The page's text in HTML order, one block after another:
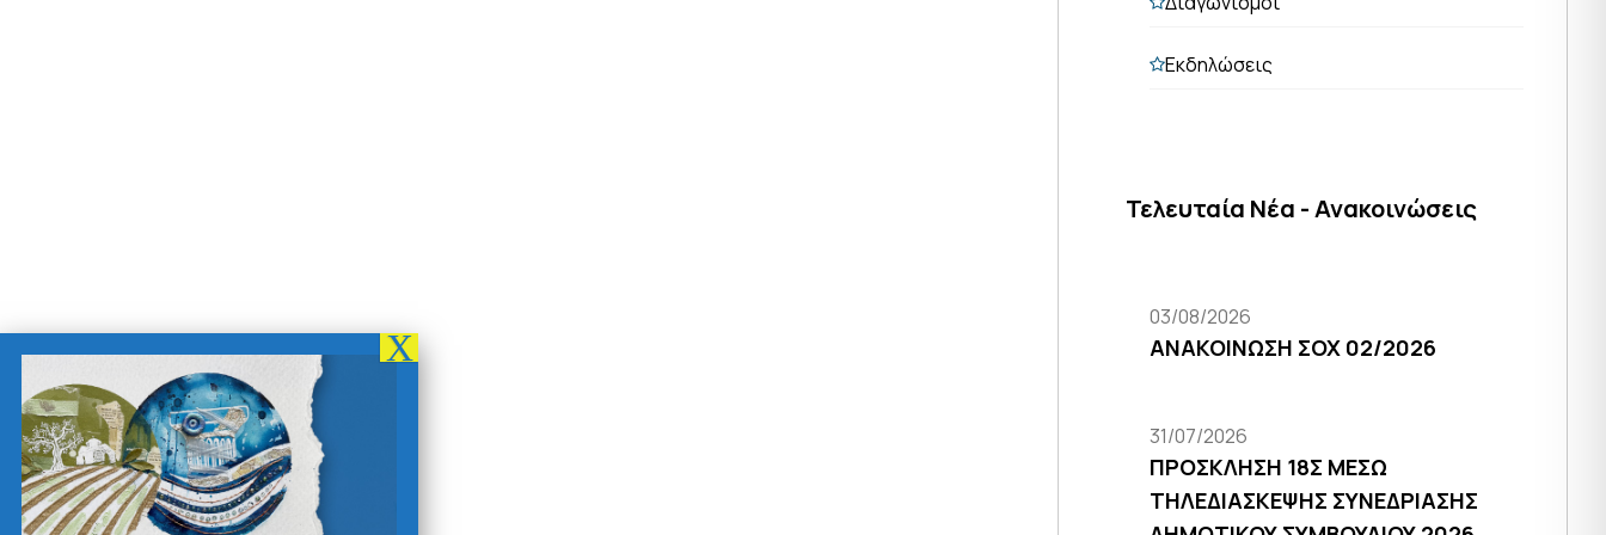
Εκδηλώσεις
Τελευταία Νέα - Ανακοινώσεις
03/08/2026
ΑΝΑΚΟΙΝΩΣΗ ΣΟΧ 02/2026
31/07/2026
ΠΡΟΣΚΛΗΣΗ 18Σ ΜΕΣΩ
ΤΗΛΕΔΙΑΣΚΕΨΗΣ ΣΥΝΕΔΡΙΑΣΗΣ